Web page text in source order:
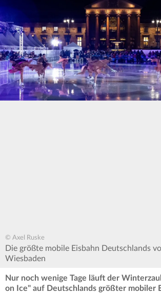
© Axel Ruske
Die größte mobile Eisbahn Deutschlands
Wiesbaden
Nur noch wenige Tage läuft der
on Ice" auf Deutschlands größter mobiler